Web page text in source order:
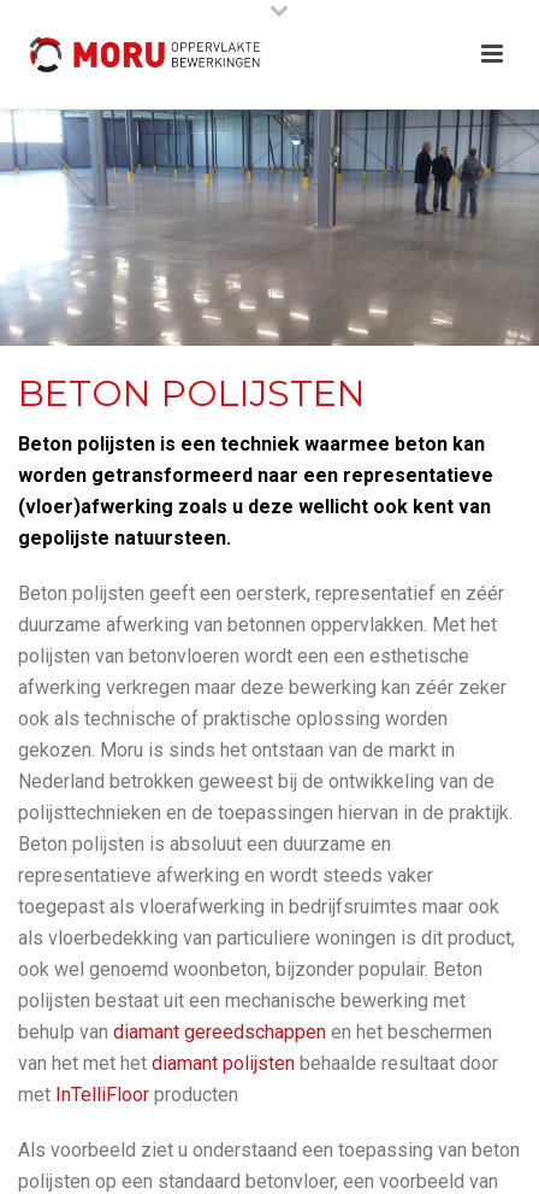
BETON POLIJSTEN
Beton polijsten is een techniek waarmee beton kan
worden getransformeerd naar een representatieve
(vloer)afwerking zoals u deze wellicht ook kent van
gepolijste natuursteen.
Beton polijsten geeft een oersterk, representatief en zéér
duurzame afwerking van betonnen oppervlakken. Met het
polijsten van betonvloeren wordt een een esthetische
afwerking verkregen maar deze bewerking kan zéér zeker
ook als technische of praktische oplossing worden
gekozen. Moru is sinds het ontstaan van de markt in
Nederland betrokken geweest bij de ontwikkeling van de
polijsttechnieken en de toepassingen hiervan in de praktijk.
Beton polijsten is absoluut een duurzame en
representatieve afwerking en wordt steeds vaker
toegepast als vloerafwerking in bedrijfsruimtes maar ook
als vloerbedekking van particuliere woningen is dit product,
ook wel genoemd woonbeton, bijzonder populair. Beton
polijsten bestaat uit een mechanische bewerking met
behulp van diamant gereedschappen en het beschermen
van het met het diamant polijsten behaalde resultaat door
met InTelliFloor producten
Als voorbeeld ziet u onderstaand een toepassing van beton
polijsten op een standaard betonvloer, een voorbeeld van